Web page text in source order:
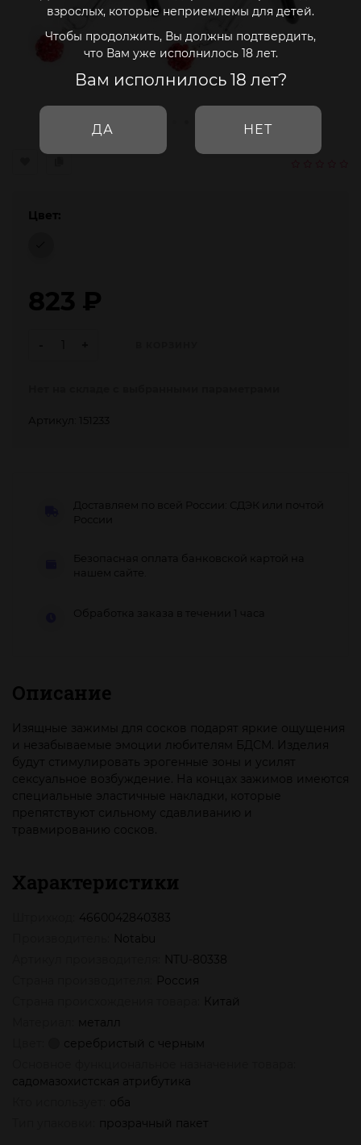
взрослых, которые неприемлемы для детей.
Чтобы продолжить, Вы должны подтвердить,
что Вам уже исполнилось 18 лет.
Вам исполнилось 18 лет?
ДА НЕТ
Цвет:
823 ₽
Артикул: 151233
Доставляем по всей России: СДЭК или почтой
Безопасная оплата банковской картой на
нашем сайте.
Обработка заказа в течении 1 часа
Описание
Изящные зажимы для сосков подарят яркие ощущения
и незабываемые эмоции любителям БДСМ. Изделия
будут стимулировать эрогенные зоны и усилят
сексуальное возбуждение. На концах зажимов имеются
специальные эластичные накладки, которые
препятствуют сильному сдавливанию и
травмированию сосков.
Характеристики
4660042840383
Notabu
NTU-80338
Россия
Китай
металл
серебристый с черным
садомазохистская атрибутика
оба
прозрачный пакет